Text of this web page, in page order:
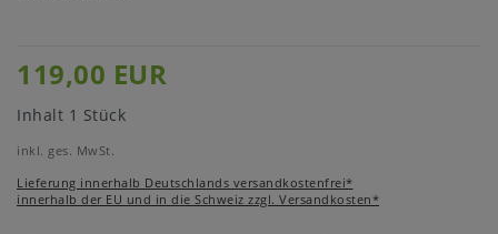
119,00 EUR
Inhalt 1 Stück
inkl. ges. MwSt.
Lieferung innerhalb Deutschlands versandkostenfrei*
innerhalb der EU und in die Schweiz zzgl. Versandkosten*